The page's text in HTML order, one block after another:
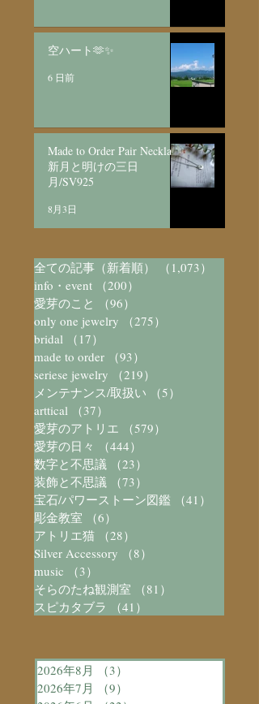
空ハート🫶✨
6 日前
Made to Order Pair Necklace
新月と明けの三日
月/SV925
8月3日
全ての記事（新着順） （1,073）
info・event
（200）
愛芽のこと
（96）
only one jewelry
（275）
bridal
（17）
made to order
（93）
seriese jewelry
（219）
メンテナンス/取扱い
（5）
arttical
（37）
愛芽のアトリエ
（579）
愛芽の日々
（444）
数字と不思議
（23）
装飾と不思議
（73）
宝石/パワーストーン図鑑
（41）
彫金教室
（6）
アトリエ猫
（28）
Silver Accessory
（8）
music
（3）
そらのたね観測室
（81）
スピカタブラ
（41）
2026年8月 （3）
2026年7月
（9）